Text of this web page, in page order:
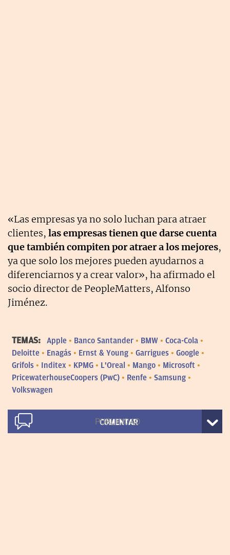
«Las empresas ya no solo luchan para atraer
clientes, las empresas tienen que darse cuenta
que también compiten por atraer a los mejores,
ya que solo los mejores pueden ayudarnos a
diferenciarnos y a crear valor», ha afirmado el
socio director de PeopleMatters, Alfonso
Jiménez.
TEMAS: Apple Banco Santander BMW
Coca-Cola
Deloitte
Enagás Ernst & Young Garrigues
Google
Grifols
Inditex KPMG L'Oreal Mango
Microsoft
PricewaterhouseCoopers (PwC)
Renfe
Samsung
Volkswagen
COMENTAR